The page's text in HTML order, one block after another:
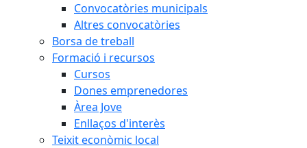
Convocatòries municipals
Altres convocatòries
Borsa de treball
Formació i recursos
Cursos
Dones emprenedores
Àrea Jove
Enllaços d'interès
Teixit econòmic local